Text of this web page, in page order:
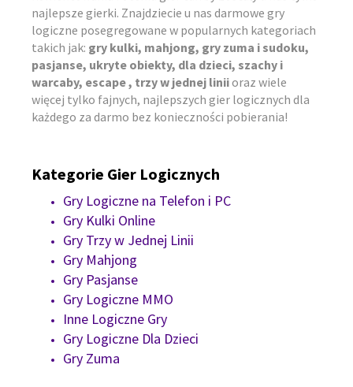
najlepsze gierki. Znajdziecie u nas darmowe gry
logiczne posegregowane w popularnych kategoriach
takich jak: gry kulki, mahjong, gry zuma i sudoku,
pasjanse, ukryte obiekty, dla dzieci, szachy i
warcaby, escape , trzy w jednej liniioraz wiele
więcej tylko fajnych, najlepszych gier logicznych dla
każdego za darmo bez konieczności pobierania!
Kategorie Gier Logicznych
Gry Logiczne na Telefon i PC
Gry Kulki Online
Gry Trzy w Jednej Linii
Gry Mahjong
Gry Pasjanse
Gry Logiczne MMO
Inne Logiczne Gry
Gry Logiczne Dla Dzieci
Gry Zuma